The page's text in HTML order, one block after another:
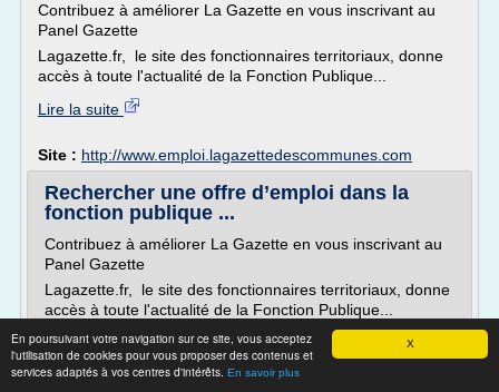
X
En poursuivant votre navigation sur ce site, vous acceptez
l'utilisation de cookies pour vous proposer des contenus et
services adaptés à vos centres d'intérêts. En savoir plus
Contribuez à améliorer La Gazette en vous inscrivant au
Panel Gazette
Lagazette.fr, le site des fonctionnaires territoriaux, donne
accès à toute l'actualité de la Fonction Publique...
Lire la suite
Site : http://www.emploi.lagazettedescommunes.com
Rechercher une offre d’emploi dans la
fonction publique ...
Contribuez à améliorer La Gazette en vous inscrivant au
Panel Gazette
Lagazette.fr, le site des fonctionnaires territoriaux, donne
accès à toute l'actualité de la Fonction Publique...
Lire la suite